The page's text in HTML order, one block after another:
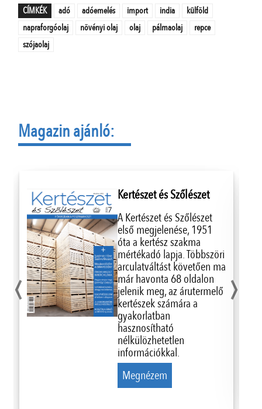
CÍMKÉK adó adóemelés import india
külföld
napraforgóolaj
növényi olaj olaj pálmaolaj
repce
szójaolaj
Magazin ajánló:
Kertészet és Szőlészet
A Kertészet és Szőlészet
első megjelenése, 1951
óta a kertész szakma
mértékadó lapja. Többszöri
arculatváltást követően ma
már havonta 68 oldalon
jelenik meg, az árutermelő
kertészek számára a
gyakorlatban
hasznosítható
nélkülözhetetlen
információkkal.
Megnézem
‹ ›